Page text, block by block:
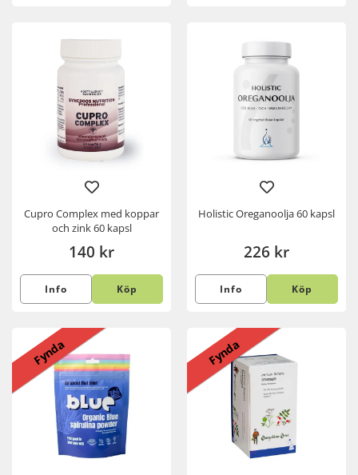
Cupro Complex med koppar
och zink 60 kapsl
140 kr
Info Köp
Holistic Oreganoolja 60 kapsl
226 kr
Info Köp
Fynda Fynda